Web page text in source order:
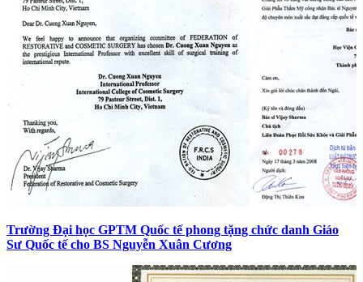
Trường Đại học GPTM Quốc tế phong tặng chức danh Giáo
Sư Quốc tế cho BS Nguyễn Xuân Cương